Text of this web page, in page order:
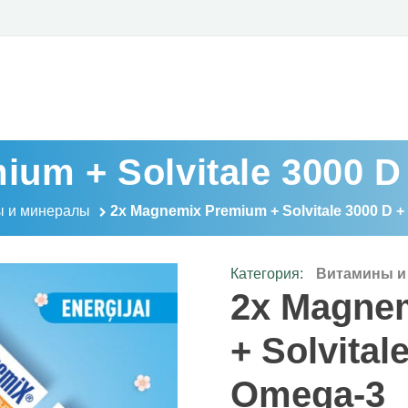
+ Solvitale 3000
и минералы 2x Magnemix Premium + Solvitale 3000 D +
Категория: Витамины
2x
+
Omega-3